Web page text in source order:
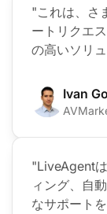
"これは、さ
ートリクエ
の高いソリ
Ivan
"LiveAgent
ィング、自
なサポート